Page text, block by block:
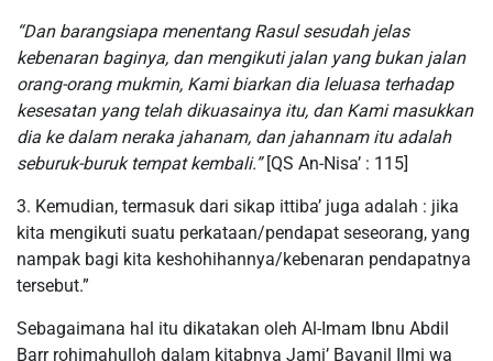
“Dan barangsiapa menentang Rasul sesudah jelas
kebenaran baginya, dan mengikuti jalan yang bukan jalan
orang-orang mukmin, Kami biarkan dia leluasa terhadap
kesesatan yang telah dikuasainya itu, dan Kami masukkan
dia ke dalam neraka jahanam, dan jahannam itu adalah
seburuk-buruk tempat kembali.”[QS An-Nisa’ : 115]
3. Kemudian, termasuk dari sikap ittiba’ juga adalah : jika
kita mengikuti suatu perkataan/pendapat seseorang, yang
nampak bagi kita keshohihannya/kebenaran pendapatnya
tersebut.”
Sebagaimana hal itu dikatakan oleh Al-Imam Ibnu Abdil
Barr rohimahulloh dalam kitabnya Jami’ Bayanil Ilmi wa